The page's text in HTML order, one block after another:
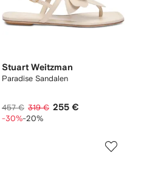
Stuart Weitzman
Paradise Sandalen
457 € 319 € 255 €
-30%-20%